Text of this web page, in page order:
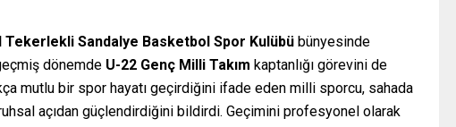
Tekerlekli Sandalye Basketbol Spor Kulübü bünyesinde
dönemde U-22 Genç Milli Takım kaptanlığı görevini de
mutlu bir spor hayatı geçirdiğini ifade eden milli sporcu, sahada
açıdan güçlendirdiğini bildirdi. Geçimini profesyonel olarak